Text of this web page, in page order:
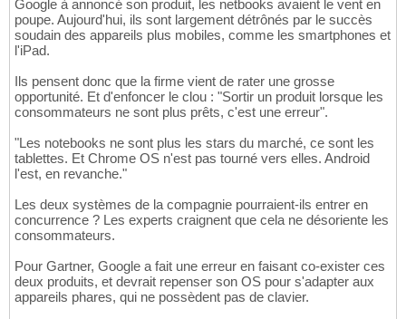
Google à annoncé son produit, les netbooks avaient le vent en
poupe. Aujourd'hui, ils sont largement détrônés par le succès
soudain des appareils plus mobiles, comme les smartphones et
l'iPad.
Ils pensent donc que la firme vient de rater une grosse
opportunité. Et d'enfoncer le clou : "Sortir un produit lorsque les
consommateurs ne sont plus prêts, c'est une erreur".
"Les notebooks ne sont plus les stars du marché, ce sont les
tablettes. Et Chrome OS n'est pas tourné vers elles. Android
l'est, en revanche."
Les deux systèmes de la compagnie pourraient-ils entrer en
concurrence ? Les experts craignent que cela ne désoriente les
consommateurs.
Pour Gartner, Google a fait une erreur en faisant co-exister ces
deux produits, et devrait repenser son OS pour s'adapter aux
appareils phares, qui ne possèdent pas de clavier.